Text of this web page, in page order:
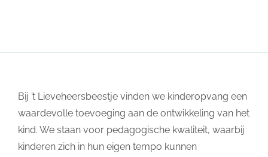
Bij ’t Lieveheersbeestje vinden we kinderopvang een
waardevolle toevoeging aan de ontwikkeling van het
kind. We staan voor pedagogische kwaliteit, waarbij
kinderen zich in hun eigen tempo kunnen